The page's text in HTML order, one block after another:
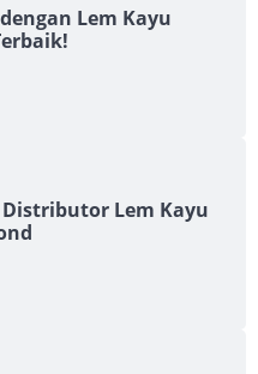
Lem Kayu
Lem Kayu